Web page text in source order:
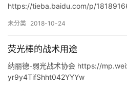
备
料
装
https://tieba.baidu.com/p/
未分类 2018-10-24
荧光棒的战术用途
纳丽德-弱光战术协会 https://
yr9y4TifShht042YYYw